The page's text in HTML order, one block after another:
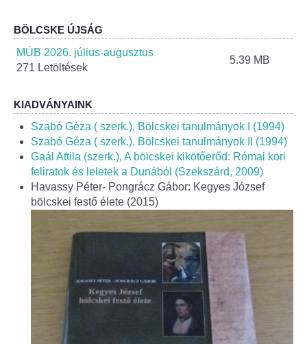
Helyi Esélyegyenlőség Program
Alapítványok
Helyi Építési Szabályzat
INTÉZMÉNYEK
Bölcskei Mesevár Óvoda és Bölcsőde
Óvodakert
Egészségügy
Háziorvos
BÖLCSKE ÚJSÁG
MÚB 2026. július-augusztus
271 Letöltések
5.39 MB
KIADVÁNYAINK
Szabó Géza ( szerk.), Bölcskei tanulmányok I (1994)
Szabó Géza ( szerk.), Bölcskei tanulmányok II (1994)
Gaál Attila (szerk.), A bölcskei kikötőerőd: Római kori
feliratok és leletek a Dunából (Szekszárd, 2009)
Havassy Péter- Pongrácz Gábor: Kegyes József
bölcskei festő élete (2015)